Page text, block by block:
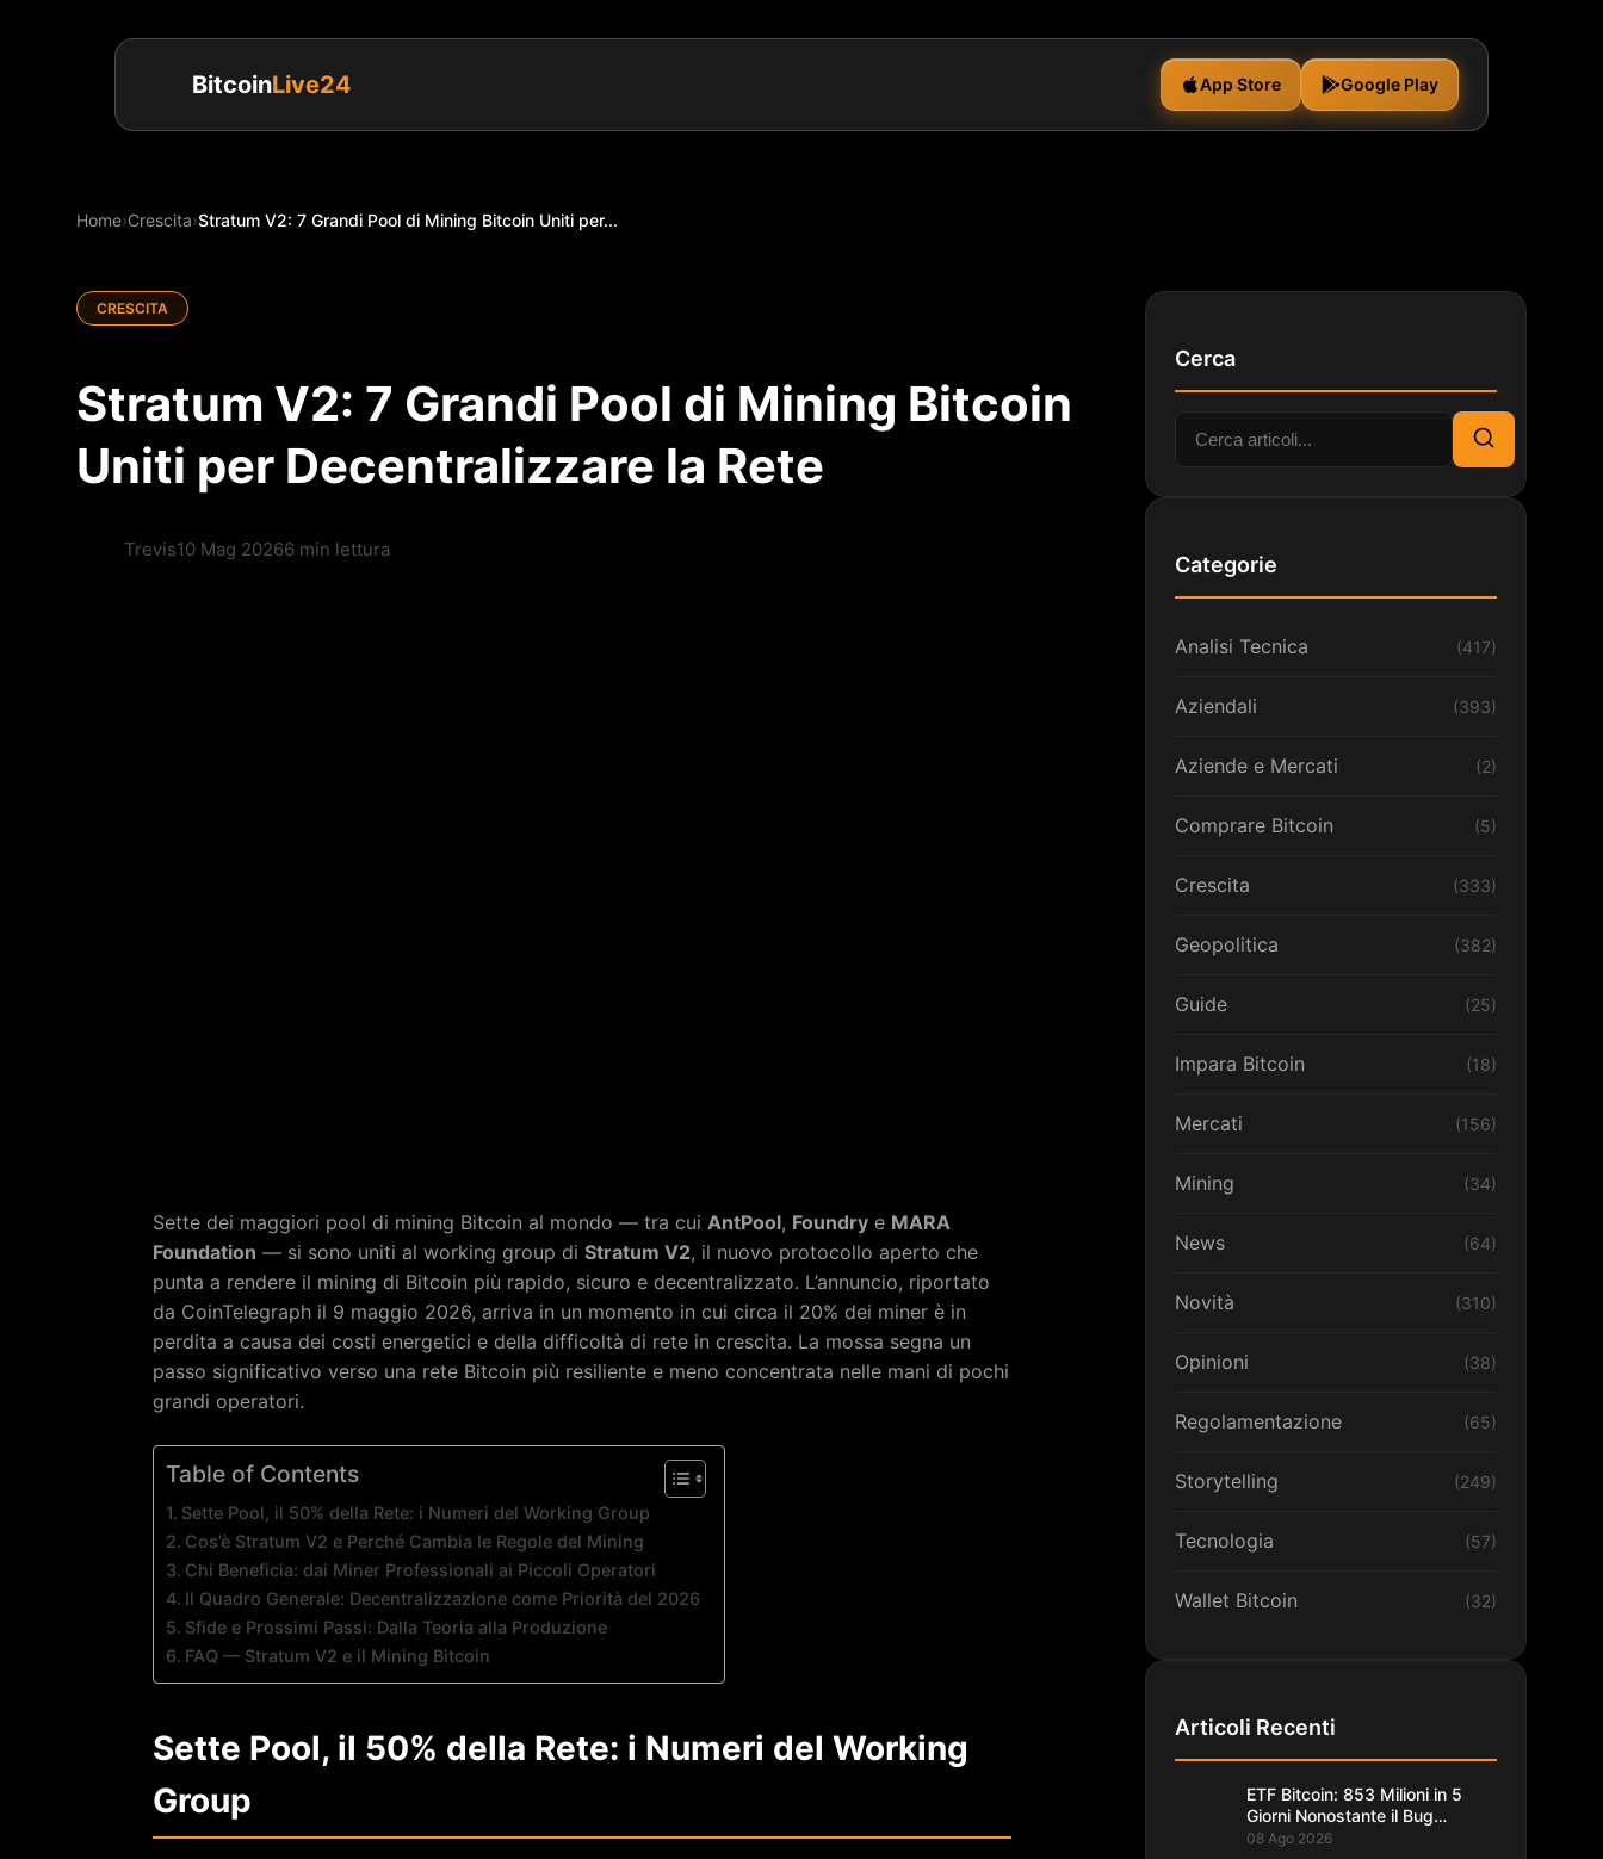
BitcoinLive24 App Store Google Play
Home›Crescita›Stratum V2: 7 Grandi Pool di Mining Bitcoin Uniti per...
CRESCITA
Stratum V2: 7 Grandi Pool di Mining Bitcoin
Uniti per Decentralizzare la Rete
Trevis10 Mag 20266 min lettura
Sette dei maggiori pool di mining Bitcoin al mondo — tra cui AntPool, Foundry e MARA
Foundation — si sono uniti al working group di Stratum V2, il nuovo protocollo aperto che
punta a rendere il mining di Bitcoin più rapido, sicuro e decentralizzato. L’annuncio, riportato
da CoinTelegraph il 9 maggio 2026, arriva in un momento in cui circa il 20% dei miner è in
perdita a causa dei costi energetici e della difficoltà di rete in crescita. La mossa segna un
passo significativo verso una rete Bitcoin più resiliente e meno concentrata nelle mani di pochi
grandi operatori.
Table of Contents
Sette Pool, il 50% della Rete: i Numeri del Working Group
Cos’è Stratum V2 e Perché Cambia le Regole del Mining
Chi Beneficia: dai Miner Professionali ai Piccoli Operatori
Il Quadro Generale: Decentralizzazione come Priorità del 2026
Sfide e Prossimi Passi: Dalla Teoria alla Produzione
FAQ — Stratum V2 e il Mining Bitcoin
Sette Pool, il 50% della Rete: i Numeri del Working
Group
Cerca
Cerca:
Cerca
Categorie
Analisi Tecnica (417)
Aziendali (393)
Aziende e Mercati (2)
Comprare Bitcoin (5)
Crescita (333)
Geopolitica (382)
Guide (25)
Impara Bitcoin (18)
Mercati (156)
Mining (34)
News (64)
Novità (310)
Opinioni (38)
Regolamentazione (65)
Storytelling (249)
Tecnologia (57)
Wallet Bitcoin (32)
Articoli Recenti
ETF Bitcoin: 853 Milioni in 5
Giorni Nonostante il Bug
Coldcard
08 Ago 2026